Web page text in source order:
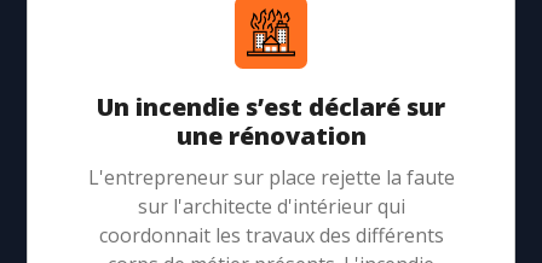
Un incendie s’est déclaré sur
une rénovation
L'entrepreneur sur place rejette la faute
sur l'architecte d'intérieur qui
coordonnait les travaux des différents